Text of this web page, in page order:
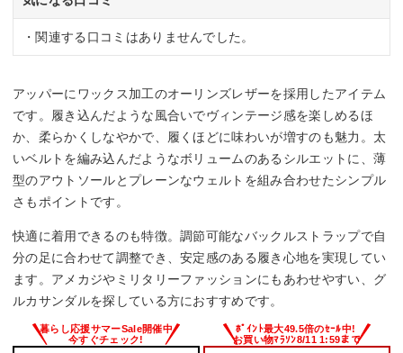
・関連する口コミはありませんでした。
アッパーにワックス加工のオーリンズレザーを採用したアイテム
です。履き込んだような風合いでヴィンテージ感を楽しめるほ
か、柔らかくしなやかで、履くほどに味わいが増すのも魅力。太
いベルトを編み込んだようなボリュームのあるシルエットに、薄
型のアウトソールとプレーンなウェルトを組み合わせたシンプル
さもポイントです。
快適に着用できるのも特徴。調節可能なバックルストラップで自
分の足に合わせて調整でき、安定感のある履き心地を実現してい
ます。アメカジやミリタリーファッションにもあわせやすい、グ
ルカサンダルを探している方におすすめです。